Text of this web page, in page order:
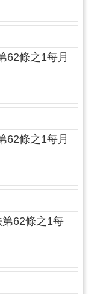
62條之1每月
62條之1每月
62條之1每